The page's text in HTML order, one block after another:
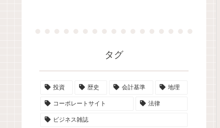
タグ
投資 歴史 会計基準 地理
コーポレートサイト 法律
ビジネス雑誌